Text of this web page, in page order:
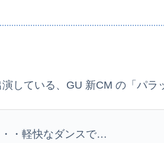
している、GU 新CM の「パラ
・軽快なダンスで…